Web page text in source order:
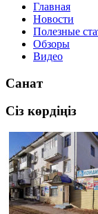
Главная
Новости
Полезные
Обзоры
Видео
Санат
Сіз көрдіңіз